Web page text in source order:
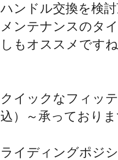
ハンドル交換を検
メンテナンスのタ
しもオススメです
クイックなフィッ
込）～承ってお
ライディングポジ